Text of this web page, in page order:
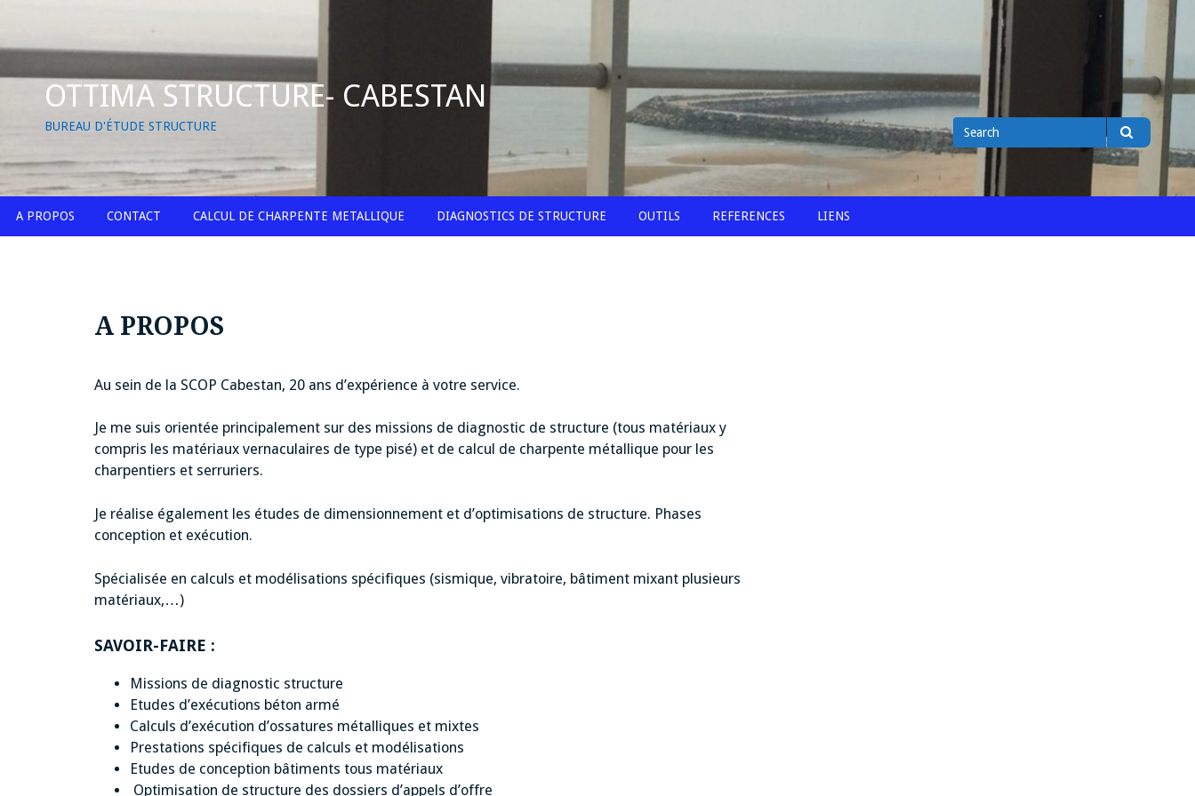
content
OTTIMA STRUCTURE- CABESTAN
BUREAU D'ÉTUDE STRUCTURE
Search
for
Search
A PROPOS CONTACT CALCUL DE CHARPENTE METALLIQUE DIAGNOSTICS DE STRUCTURE OUTILS REFERENCES LIENS
A PROPOS
Au sein de la SCOP Cabestan, 20 ans d’expérience à votre service.
Je me suis orientée principalement sur des missions de diagnostic de structure (tous matériaux y
compris les matériaux vernaculaires de type pisé) et de calcul de charpente métallique pour les
charpentiers et serruriers.
Je réalise également les études de dimensionnement et d’optimisations de structure. Phases
conception et exécution.
Spécialisée en calculs et modélisations spécifiques (sismique, vibratoire, bâtiment mixant plusieurs
matériaux,…)
SAVOIR-FAIRE :
Missions de diagnostic structure
Etudes d’exécutions béton armé
Calculs d’exécution d’ossatures métalliques et mixtes
Prestations spécifiques de calculs et modélisations
Etudes de conception bâtiments tous matériaux
Optimisation de structure des dossiers d’appels d’offre